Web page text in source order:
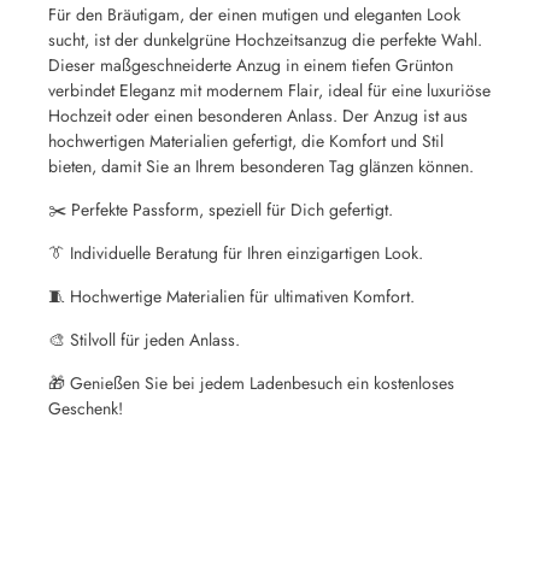
Für den Bräutigam, der einen mutigen und eleganten Look
sucht, ist der dunkelgrüne Hochzeitsanzug die perfekte Wahl.
Dieser maßgeschneiderte Anzug in einem tiefen Grünton
verbindet Eleganz mit modernem Flair, ideal für eine luxuriöse
Hochzeit oder einen besonderen Anlass. Der Anzug ist aus
hochwertigen Materialien gefertigt, die Komfort und Stil
bieten, damit Sie an Ihrem besonderen Tag glänzen können.
✂️ Perfekte Passform, speziell für Dich gefertigt.
👔 Individuelle Beratung für Ihren einzigartigen Look.
🧵 Hochwertige Materialien für ultimativen Komfort.
🎨 Stilvoll für jeden Anlass.
🎁 Genießen Sie bei jedem Ladenbesuch ein kostenloses
Geschenk!